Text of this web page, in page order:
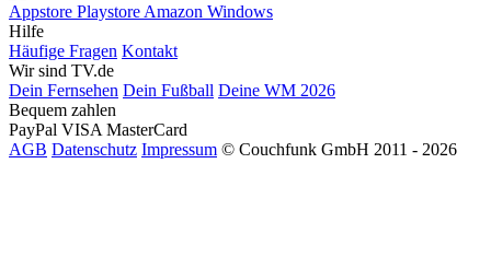
Appstore Playstore Amazon Windows
Hilfe
Häufige Fragen Kontakt
Wir sind TV.de
Dein Fernsehen Dein Fußball Deine WM 2026
Bequem zahlen
PayPal VISA MasterCard
AGB Datenschutz Impressum © Couchfunk GmbH 2011 - 2026